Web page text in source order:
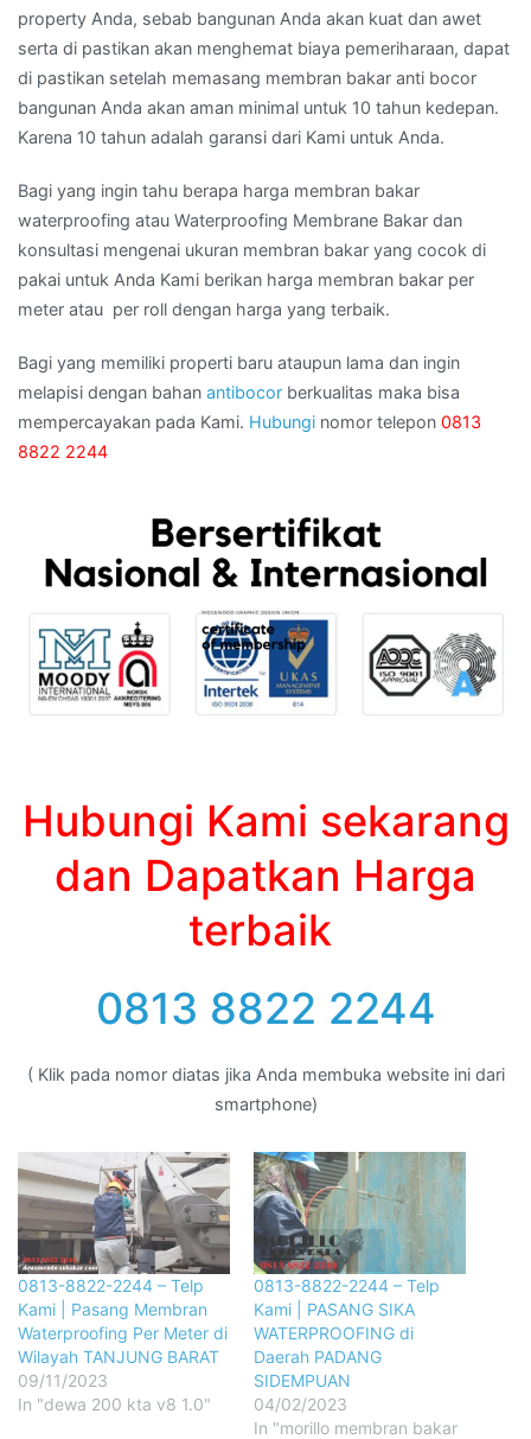
property Anda, sebab bangunan Anda akan kuat dan awet
serta di pastikan akan menghemat biaya pemeriharaan, dapat
di pastikan setelah memasang membran bakar anti bocor
bangunan Anda akan aman minimal untuk 10 tahun kedepan.
Karena 10 tahun adalah garansi dari Kami untuk Anda.
Bagi yang ingin tahu berapa harga membran bakar
waterproofing atau Waterproofing Membrane Bakar dan
konsultasi mengenai ukuran membran bakar yang cocok di
pakai untuk Anda Kami berikan harga membran bakar per
meter atau per roll dengan harga yang terbaik.
Bagi yang memiliki properti baru ataupun lama dan ingin
melapisi dengan bahan antibocor berkualitas maka bisa
mempercayakan pada Kami. Hubungi nomor telepon 0813
8822 2244
Hubungi Kami sekarang
dan Dapatkan Harga
terbaik
0813 8822 2244
( Klik pada nomor diatas jika Anda membuka website ini dari
smartphone)
0813-8822-2244 – Telp
Kami | Pasang Membran
Waterproofing Per Meter di
Wilayah TANJUNG BARAT
09/11/2023
In "dewa 200 kta v8 1.0"
0813-8822-2244 – Telp
Kami | PASANG SIKA
WATERPROOFING di
Daerah PADANG
SIDEMPUAN
04/02/2023
In "morillo membran bakar